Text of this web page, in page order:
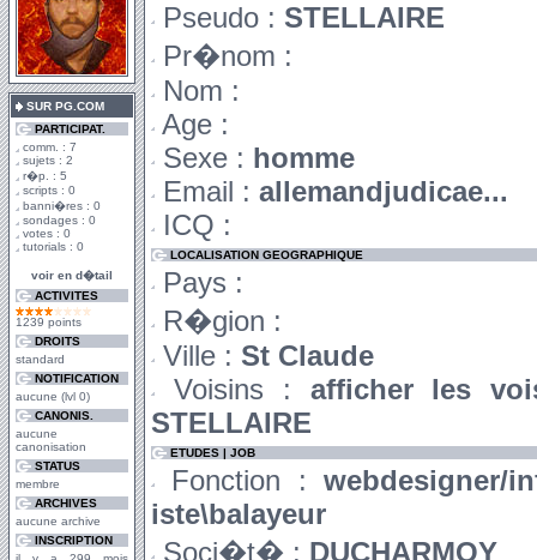
SUR PG.COM
PARTICIPAT.
comm. : 7
sujets : 2
r�p. : 5
scripts : 0
banni�res : 0
sondages : 0
votes : 0
tutorials : 0
voir en d�tail
ACTIVITES
1239 points
DROITS
standard
NOTIFICATION
aucune (lvl 0)
CANONIS.
aucune
canonisation
STATUS
membre
ARCHIVES
aucune archive
INSCRIPTION
Pseudo : STELLAIRE
Pr�nom :
Nom :
Age :
Sexe : homme
Email : allemandjudicae...
ICQ :
LOCALISATION GEOGRAPHIQUE
Pays :
R�gion :
Ville : St Claude
Voisins : afficher les
STELLAIRE
ETUDES | JOB
Fonction : webdesigner/
iste\balayeur
Soci�t� : DUCHARMOY